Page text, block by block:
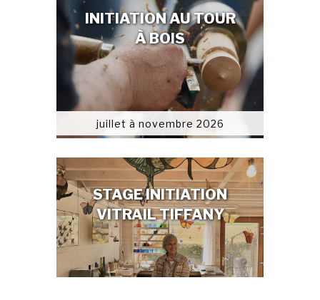
INITIATION AU TOUR
À BOIS
juillet à novembre 2026
STAGE INITIATION
VITRAIL TIFFANY